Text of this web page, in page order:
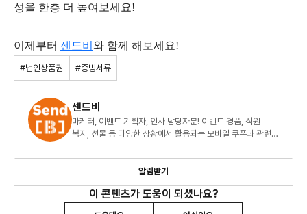
성을 한층 더 높여보세요!
이제부터 센드비 와 함께 해보세요!
#법인상품권 #증빙서류
센드비
마케터, 이벤트 기획자, 인사 담당자분! 이벤트 경품, 직원
복지, 선물 등 다양한 상황에서 활용되는 모바일 쿠폰과 관련된
알림받기
이 콘텐츠가 도움이 되셨나요?